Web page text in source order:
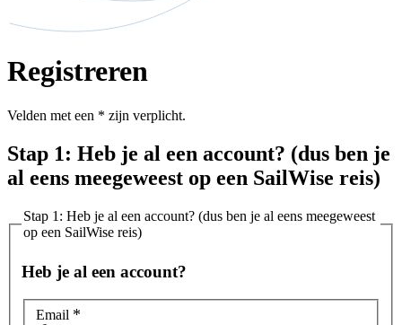
Registreren
Velden met een * zijn verplicht.
Stap 1: Heb je al een account? (dus ben je
al eens meegeweest op een SailWise reis)
Stap 1: Heb je al een account? (dus ben je al eens meegeweest
op een SailWise reis)
Heb je al een account?
Email *